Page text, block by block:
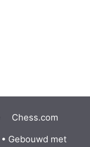
Chess.com
• Gebouwd met